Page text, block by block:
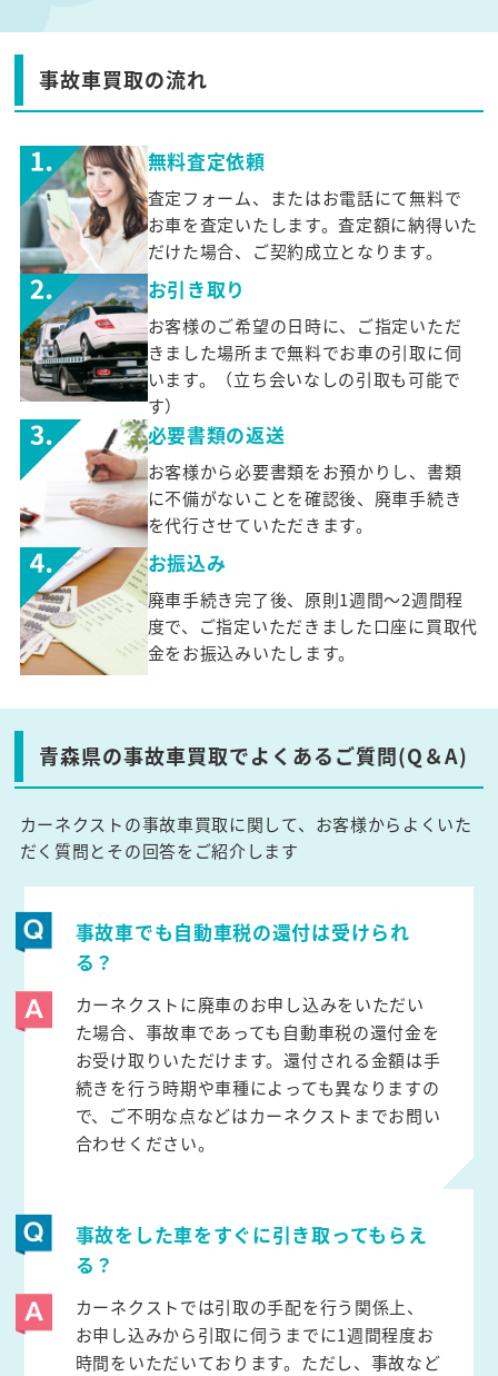
事故車買取の流れ
無料査定依頼
査定フォーム、またはお電話にて無料で
お車を査定いたします。査定額に納得いた
だけた場合、ご契約成立となります。
お引き取り
お客様のご希望の日時に、ご指定いただ
きました場所まで無料でお車の引取に伺
います。（立ち会いなしの引取も可能で
す）
必要書類の返送
お客様から必要書類をお預かりし、書類
に不備がないことを確認後、廃車手続き
を代行させていただきます。
お振込み
廃車手続き完了後、原則1週間～2週間程
度で、ご指定いただきました口座に買取代
金をお振込みいたします。
青森県の事故車買取でよくあるご質問(Q＆A)
カーネクストの事故車買取に関して、お客様からよくいた
だく質問とその回答をご紹介します
事故車でも自動車税の還付は受けられ
る？
カーネクストに廃車のお申し込みをいただい
た場合、事故車であっても自動車税の還付金を
お受け取りいただけます。還付される金額は手
続きを行う時期や車種によっても異なりますの
で、ご不明な点などはカーネクストまでお問い
合わせください。
事故をした車をすぐに引き取ってもらえ
る？
カーネクストでは引取の手配を行う関係上、
お申し込みから引取に伺うまでに1週間程度お
時間をいただいております。ただし、事故など